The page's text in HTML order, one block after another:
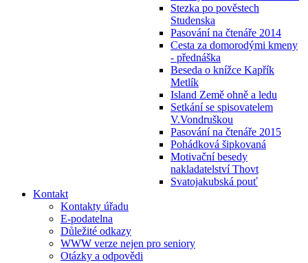
Stezka po pověstech
Studenska
Pasování na čtenáře 2014
Cesta za domorodými kmeny
- přednáška
Beseda o knížce Kapřík
Metlík
Island Země ohně a ledu
Setkání se spisovatelem
V.Vondruškou
Pasování na čtenáře 2015
Pohádková šipkovaná
Motivační besedy
nakladatelství Thovt
Svatojakubská pouť
Kontakt
Kontakty úřadu
E-podatelna
Důležité odkazy
WWW verze nejen pro seniory
Otázky a odpovědi